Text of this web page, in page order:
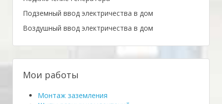
Подземный ввод электричества в дом
Воздушный ввод электричества в дом
Мои работы
Монтаж заземления